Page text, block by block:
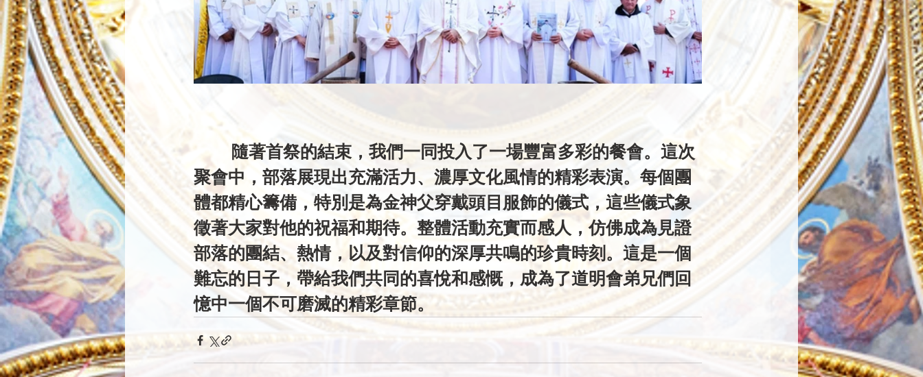
           隨著首祭的結束，我們一同投入了一場豐富多彩的餐會。這次
聚會中，部落展現出充滿活力、濃厚文化風情的精彩表演。每個團
體都精心籌備，特別是為金神父穿戴頭目服飾的儀式，這些儀式象
徵著大家對他的祝福和期待。整體活動充實而感人，仿佛成為見證
部落的團結、熱情，以及對信仰的深厚共鳴的珍貴時刻。這是一個
難忘的日子，帶給我們共同的喜悅和感慨，成為了道明會弟兄們回
憶中一個不可磨滅的精彩章節。